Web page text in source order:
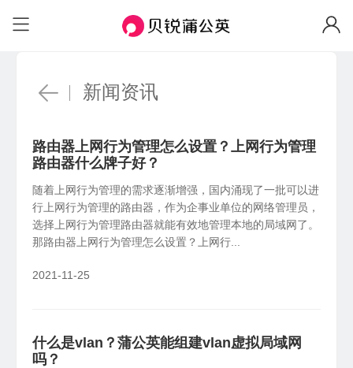
联机游戏
蒲公英网盘 NEW
蒲公英AI开发者 NEW
一分钟跨网访问本地 AI 工具
智能路由器
工业物联
功能
异地组网
无需公网IP，快速搭建异地虚拟局域网
国产新创体系，技术自主可控
固定IP、便捷访问
加速传输、随心分配
软件定制
私有定制、树立品牌
企业WiFi
安全上网、行为追溯
就近接入，访问加速
新闻资讯
路由器上网行为管理怎么设置？上网行为管理
路由器什么牌子好？
随着上网行为管理的需求逐渐增强，国内涌现了一批可以进
行上网行为管理的路由器，作为企事业单位的网络管理员，
选择上网行为管理路由器就能有效地管理本地的局域网了。
那路由器上网行为管理怎么设置？上网行...
2021-11-25
什么是vlan？蒲公英能组建vlan虚拟局域网
吗？